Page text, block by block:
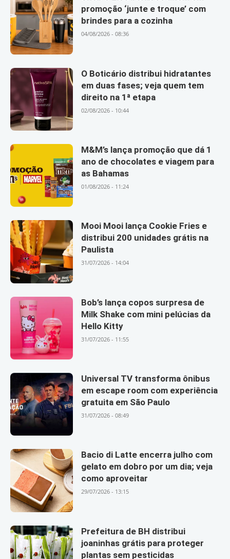
promoção ‘junte e troque’ com
brindes para a cozinha
04/08/2026 - 08:36
O Boticário distribui hidratantes
em duas fases; veja quem tem
direito na 1ª etapa
02/08/2026 - 10:44
M&M’s lança promoção que dá 1
ano de chocolates e viagem para
as Bahamas
01/08/2026 - 11:24
Mooi Mooi lança Cookie Fries e
distribui 200 unidades grátis na
Paulista
31/07/2026 - 14:04
Bob’s lança copos surpresa de
Milk Shake com mini pelúcias da
Hello Kitty
31/07/2026 - 11:55
Universal TV transforma ônibus
em escape room com experiência
gratuita em São Paulo
31/07/2026 - 08:49
Bacio di Latte encerra julho com
gelato em dobro por um dia; veja
como aproveitar
29/07/2026 - 13:15
Prefeitura de BH distribui
joaninhas grátis para proteger
plantas sem pesticidas